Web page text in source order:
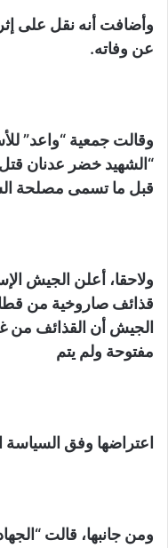
وأضافت أنه نقل على
عن وفاته.
وقالت جمعية “واعد”
“الشهيد خضر عدنان
قبل ما تسمى مصلحة
ولاحقا، أعلن الجيش
قذائف صاروخية من
الجيش أن القذائف
مفتوحة ولم يتم
اعتراضها وفق السياسة
ومن جانبها، قالت